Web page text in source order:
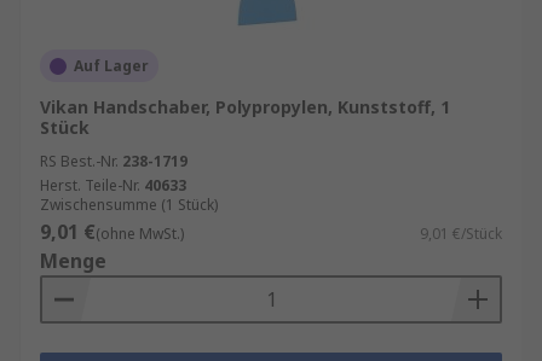
Auf Lager
Vikan Handschaber, Polypropylen, Kunststoff, 1
Stück
RS Best.-Nr. 238-1719
Herst. Teile-Nr. 40633
Zwischensumme (1 Stück)
9,01 €(ohne MwSt.) 9,01 €/Stück
Menge